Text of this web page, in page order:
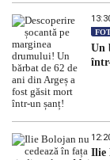
Un
Ilie